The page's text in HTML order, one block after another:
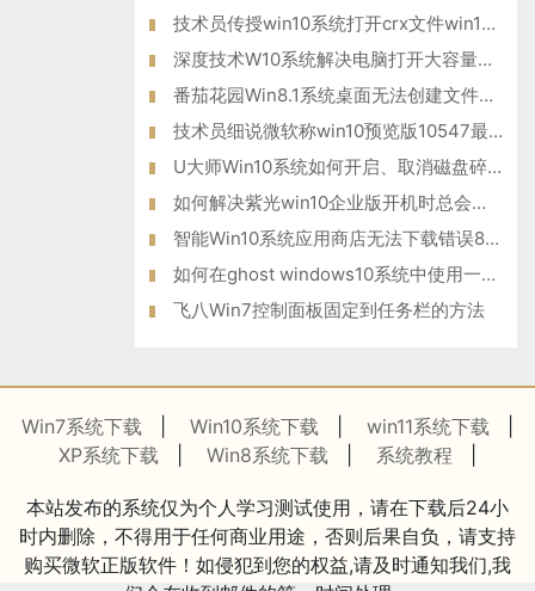
技术员传授win10系统打开crx文件win10系统打开crx文件的方法?
深度技术W10系统解决电脑打开大容量的word文件就会很慢问题
番茄花园Win8.1系统桌面无法创建文件夹的解决措施
技术员细说微软称win10预览版10547最快将于9月19日推送的方法?
U大师Win10系统如何开启、取消磁盘碎片整理计划任务
如何解决紫光win10企业版开机时总会自动登录腾讯QQ的问题？
智能Win10系统应用商店无法下载错误80070057如何解决？
如何在ghost windows10系统中使用一键共享功能？
飞八Win7控制面板固定到任务栏的方法
Win7系统下载 Win10系统下载 win11系统下载
XP系统下载
Win8系统下载 系统教程
本站发布的系统仅为个人学习测试使用，请在下载后24小
时内删除，不得用于任何商业用途，否则后果自负，请支持
购买微软正版软件！如侵犯到您的权益,请及时通知我们,我